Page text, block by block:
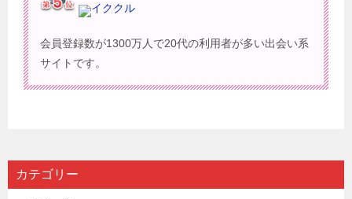
イククル
会員登録数が1300万人で20代の利用者が多い出会い系
サイトです。
カテゴリー